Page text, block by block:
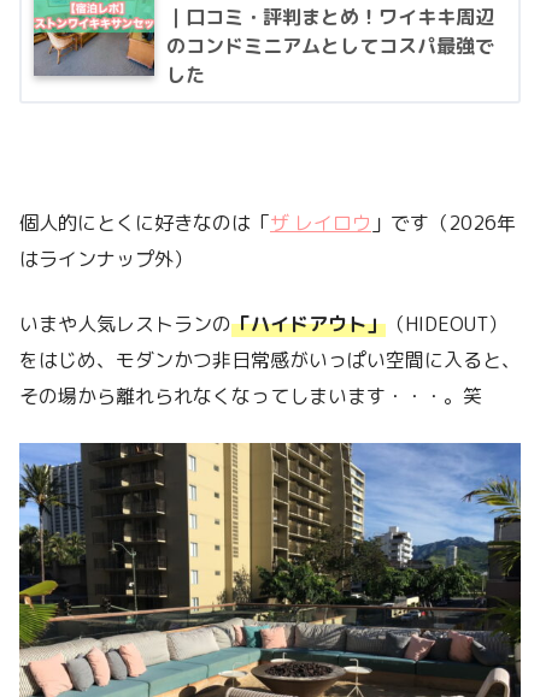
｜口コミ・評判まとめ！ワイキキ周辺
のコンドミニアムとしてコスパ最強で
した
個人的にとくに好きなのは「ザ レイロウ 」です（2026年
はラインナップ外）
いまや人気レストランの「ハイドアウト」 （HIDEOUT）
をはじめ、モダンかつ非日常感がいっぱい空間に入ると、
その場から離れられなくなってしまいます・・・。笑